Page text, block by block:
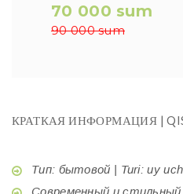
70 000 sum
90 000 sum
КРАТКАЯ ИНФОРМАЦИЯ |
Тип: бытовой | Turi: uy
Современный и стильный